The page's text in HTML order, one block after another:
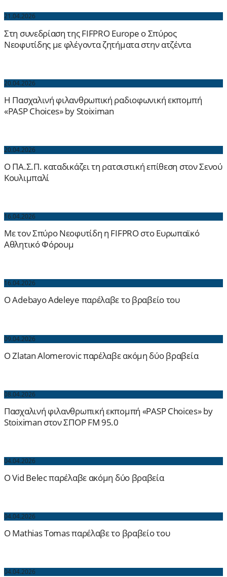
21.04.2026
Στη συνεδρίαση της FIFPRO Europe ο Σπύρος
Νεοφυτίδης με φλέγοντα ζητήματα στην ατζέντα
20.04.2026
H Πασχαλινή φιλανθρωπική ραδιοφωνική εκπομπή
«PASP Choices» by Stoiximan
20.04.2026
Ο ΠΑ.Σ.Π. καταδικάζει τη ρατσιστική επίθεση στον Σενού
Κουλιμπαλί
16.04.2026
Με τον Σπύρο Νεοφυτίδη η FIFPRO στο Ευρωπαϊκό
Αθλητικό Φόρουμ
16.04.2026
Ο Adebayo Adeleye παρέλαβε το βραβείο του
09.04.2026
O Zlatan Alomerovic παρέλαβε ακόμη δύο βραβεία
08.04.2026
Πασχαλινή φιλανθρωπική εκπομπή «PASP Choices» by
Stoiximan στον ΣΠΟΡ FM 95.0
04.04.2026
O Vid Belec παρέλαβε ακόμη δύο βραβεία
04.04.2026
O Mathias Tomas παρέλαβε το βραβείο του
04.04.2026